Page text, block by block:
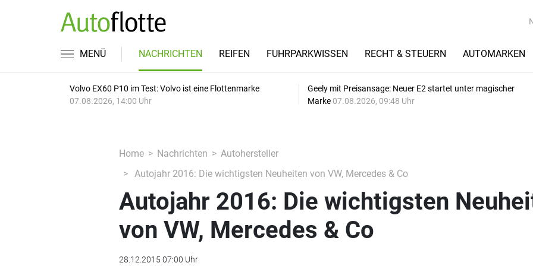
MENÜ NACHRICHTEN REIFEN FUHRPARKWISSEN RECHT & STEUERN AUTOMARKEN
Volvo EX60 P10 im Test: Volvo ist eine Flottenmarke
07.08.2026, 14:00 Uhr
Geely mit Preisansage: Neuer E2 startet unter magischer
Marke 07.08.2026, 09:48 Uhr
Home Nachrichten
Autohersteller
Autojahr 2016: Die wichtigsten Neuheiten von VW, Mercedes & Co
Autojahr 2016: Die wichtigsten
von VW, Mercedes & Co
28.12.2015 07:00 Uhr